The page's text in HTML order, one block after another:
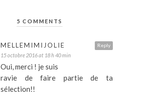
5 COMMENTS
Reply
MELLEMIMIJOLIE
15 octobre 2016 at 18 h 40 min
Oui, merci ! je suis
ravie de faire partie de ta
sélection!!